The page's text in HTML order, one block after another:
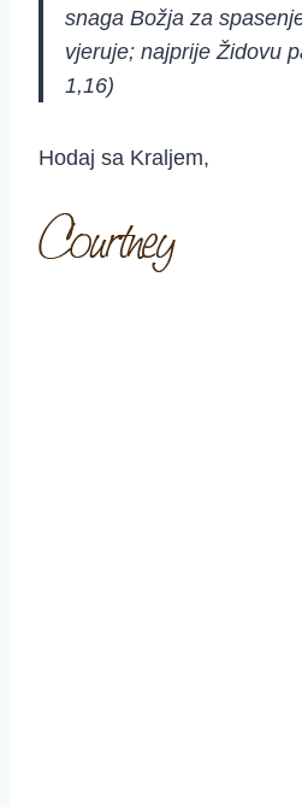
snaga Božja za
vjeruje; najprije Židovu
1,16)
Hodaj sa Kraljem,